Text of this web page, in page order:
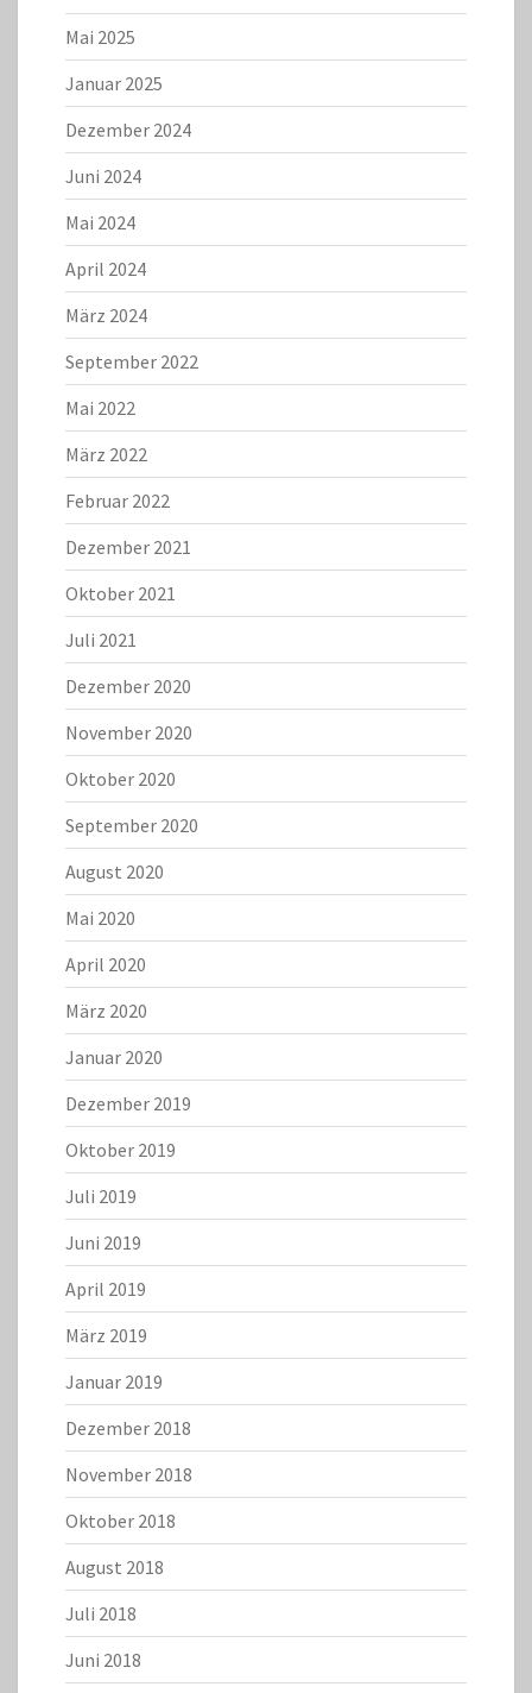
Mai 2025
Januar 2025
Dezember 2024
Juni 2024
Mai 2024
April 2024
März 2024
September 2022
Mai 2022
März 2022
Februar 2022
Dezember 2021
Oktober 2021
Juli 2021
Dezember 2020
November 2020
Oktober 2020
September 2020
August 2020
Mai 2020
April 2020
März 2020
Januar 2020
Dezember 2019
Oktober 2019
Juli 2019
Juni 2019
April 2019
März 2019
Januar 2019
Dezember 2018
November 2018
Oktober 2018
August 2018
Juli 2018
Juni 2018